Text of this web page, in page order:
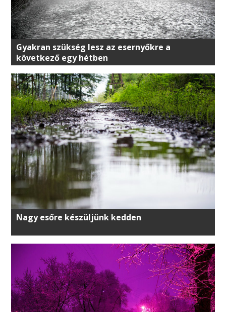
Gyakran szükség lesz az esernyőkre a
következő egy hétben
Nagy esőre készüljünk kedden